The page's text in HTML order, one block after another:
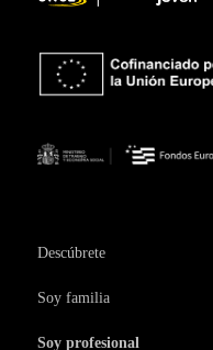
Descúbrete
Soy familia
Soy profesional